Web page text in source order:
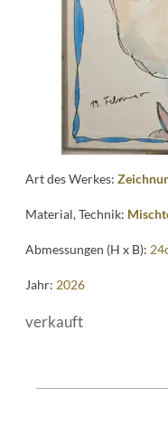
Art des Werkes:
Material, Technik:
Abmessungen (H x B):
Jahr: 2026
verkauft